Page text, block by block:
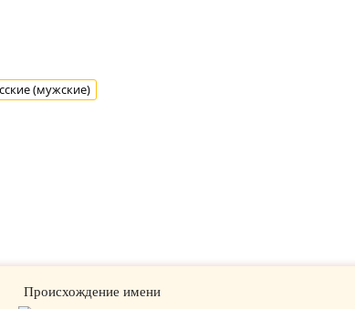
(мужские)
Происхождение имени